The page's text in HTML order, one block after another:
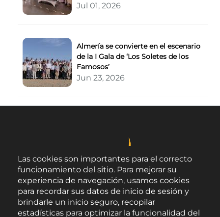
Jul 01, 2026
Almería se convierte en el escenario
de la I Gala de ‘Los Soletes de los
Famosos’
Jun 23, 2026
Las cookies son importantes para el correcto
funcionamiento del sitio. Para mejorar su
experiencia de navegación, usamos cookies
para recordar sus datos de inicio de sesión y
brindarle un inicio seguro, recopilar
estadísticas para optimizar la funcionalidad del